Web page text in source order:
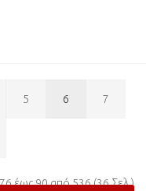
5 6 7
έως 90 από 536 (36 Σελ.)